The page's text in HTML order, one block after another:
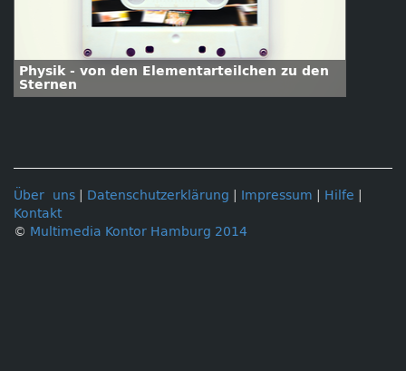
Physik - von den Elementarteilchen zu den
Sternen
Über uns Datenschutzerklärung Impressum Hilfe
Kontakt
© Multimedia Kontor Hamburg 2014